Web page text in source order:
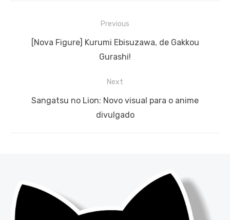
Previous
Previous
[Nova Figure] Kurumi Ebisuzawa, de Gakkou
Gurashi!
Next
NextSangatsu no Lion: Novo visual para o anime
divulgado